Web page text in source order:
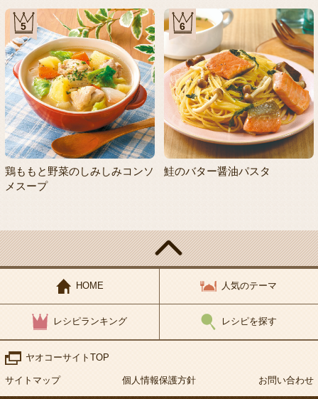
5
鶏ももと野菜のしみしみコンソ
メスープ
6
鮭のバター醤油パスタ
HOME 人気のテーマ
レシピランキング レシピを探す
ヤオコーサイトTOP
サイトマップ 個人情報保護方針 お問い合わせ